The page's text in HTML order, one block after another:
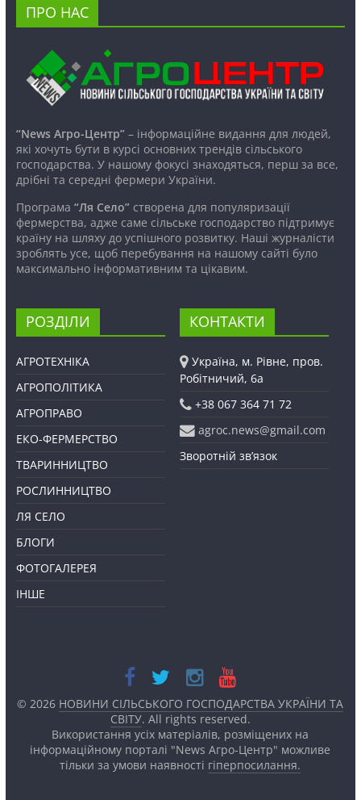
ПРО НАС
“News Агро-Центр”– інформаційне видання для людей,
які хочуть бути в курсі основних трендів сільського
господарства. У нашому фокусі знаходяться, перш за все,
дрібні та середні фермери України.
Програма “Ля Село”створена для популяризації
фермерства, адже саме сільське господарство підтримує
країну на шляху до успішного розвитку. Наші журналісти
зроблять усе, щоб перебування на нашому сайті було
максимально інформативним та цікавим.
РОЗДІЛИ
АГРОТЕХНІКА
АГРОПОЛІТИКА
АГРОПРАВО
ЕКО-ФЕРМЕРСТВО
ТВАРИННИЦТВО
РОСЛИННИЦТВО
ЛЯ СЕЛО
БЛОГИ
ФОТОГАЛЕРЕЯ
ІНШЕ
КОНТАКТИ
Україна, м. Рівне, пров.
Робітничий, 6а
+38 067 364 71 72
agroc.news@gmail.com
Зворотній зв’язок
© 2026 НОВИНИ СІЛЬСЬКОГО ГОСПОДАРСТВА УКРАЇНИ ТА
СВІТУ. All rights reserved.
Використання усіх матеріалів, розміщених на
інформаційному порталі "News Агро-Центр" можливе
тільки за умови наявності гіперпосилання.